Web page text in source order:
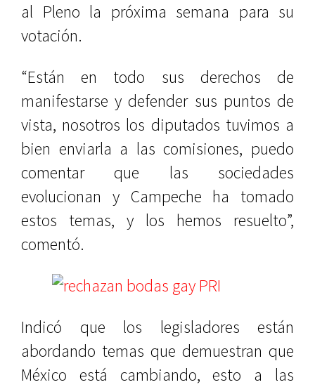
al Pleno la próxima semana para su
votación.
“Están en todo sus derechos de
manifestarse y defender sus puntos de
vista, nosotros los diputados tuvimos a
bien enviarla a las comisiones, puedo
comentar que las sociedades
evolucionan y Campeche ha tomado
estos temas, y los hemos resuelto”,
comentó.
Indicó que los legisladores están
abordando temas que demuestran que
México está cambiando, esto a las